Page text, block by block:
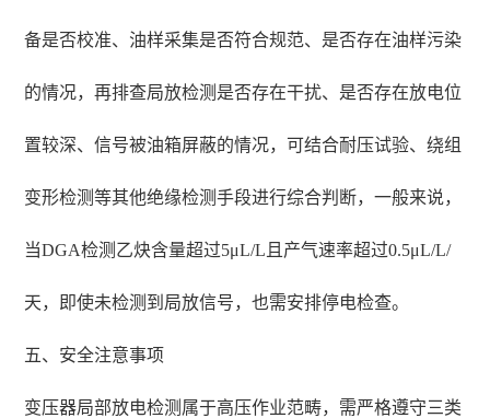
备是否校准、油样采集是否符合规范、是否存在油样污染
的情况，再排查局放检测是否存在干扰、是否存在放电位
置较深、信号被油箱屏蔽的情况，可结合耐压试验、绕组
变形检测等其他绝缘检测手段进行综合判断，一般来说，
当DGA检测乙炔含量超过5μL/L且产气速率超过0.5μL/L/
天，即使未检测到局放信号，也需安排停电检查。
五、安全注意事项
变压器局部放电检测属于高压作业范畴，需严格遵守三类